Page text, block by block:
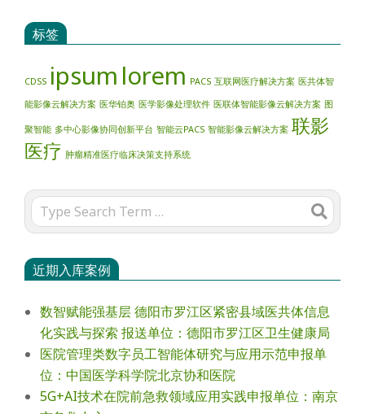
标签
CDSS ipsum lorem PACS 互联网医疗解决方案 医共体智
能影像云解决方案 医华铂奥 医学影像处理软件 医联体智能影像云解决方案 图
聚智能 多中心影像协同创新平台 智能云PACS 智能影像云解决方案 联影
医疗 肿瘤精准医疗临床决策支持系统
Search
近期入库案例
数智赋能强基层 德阳市罗江区紧密县域医共体信息
化实践与探索 报送单位：德阳市罗江区卫生健康局
医院管理类数字员工智能体研究与应用示范申报单
位：中国医学科学院北京协和医院
5G+AI技术在院前急救领域应用实践申报单位：南京